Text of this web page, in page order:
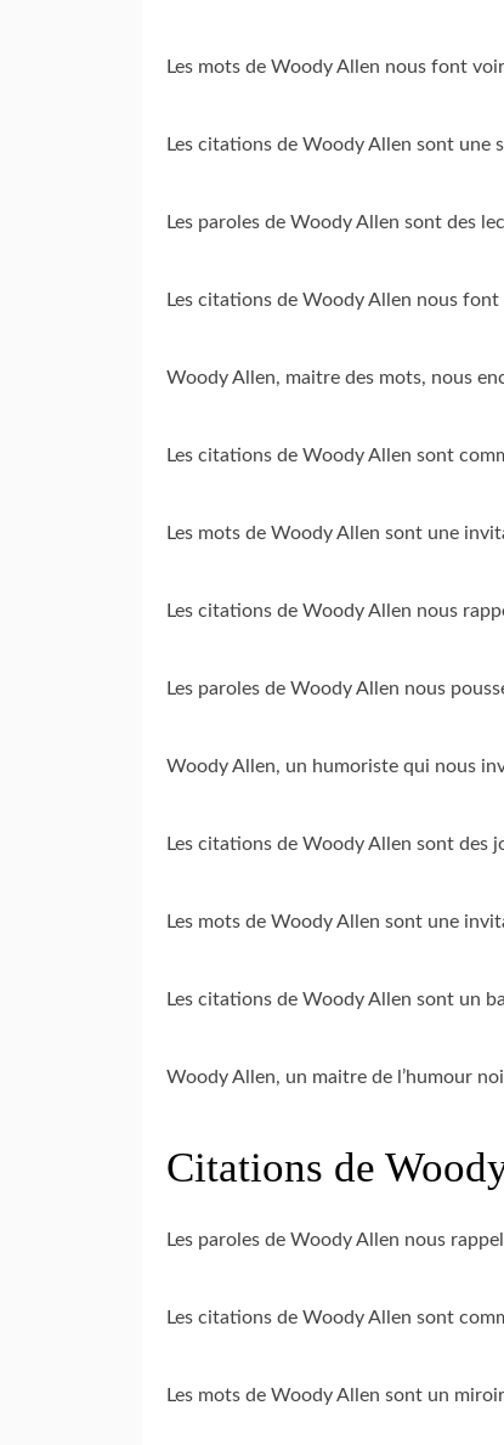
Les mots de Woody Allen nous font
Les citations de Woody Allen sont une
Les paroles de Woody Allen sont des
Les citations de Woody Allen nous
Woody Allen, maitre des mots, nous
Les citations de Woody Allen sont
Les mots de Woody Allen sont une
Les citations de Woody Allen nous
Les paroles de Woody Allen nous
Woody Allen, un humoriste qui nous
Les citations de Woody Allen sont des
Les mots de Woody Allen sont une
Les citations de Woody Allen sont un
Woody Allen, un maitre de l’humour
Citations de
Les paroles de Woody Allen nous
Les citations de Woody Allen sont
Les mots de Woody Allen sont un